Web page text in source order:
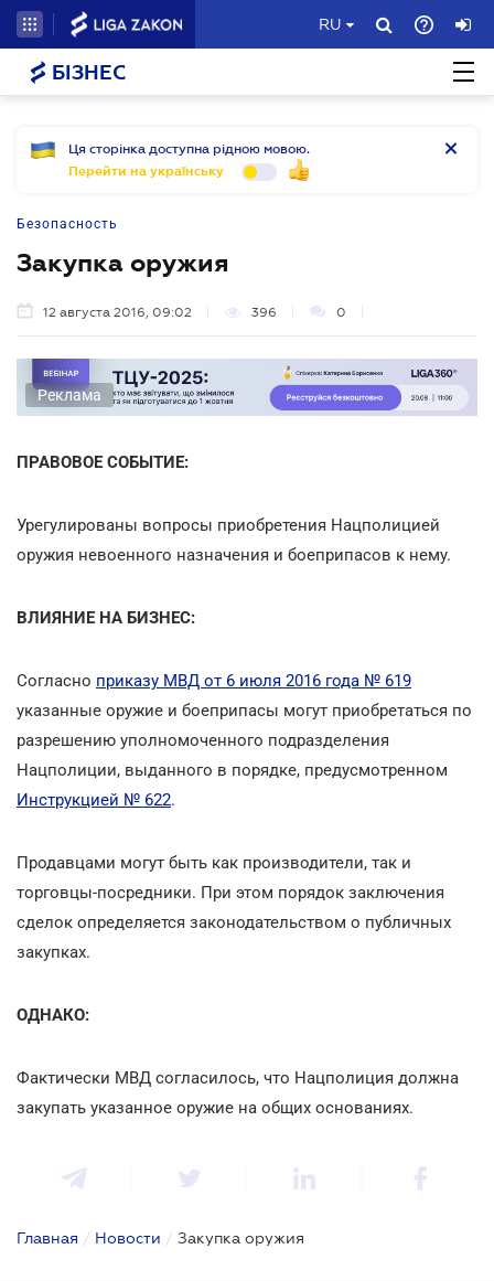
RU
БІЗНЕС
Ця сторінка доступна рідною мовою.
Перейти на українську
Безопасность
Закупка оружия
12 августа 2016, 09:02 396 0
Реклама
ПРАВОВОЕ СОБЫТИЕ:
Урегулированы вопросы приобретения Нацполицией
оружия невоенного назначения и боеприпасов к нему.
ВЛИЯНИЕ НА БИЗНЕС:
Согласно приказу МВД от 6 июля 2016 года № 619
указанные оружие и боеприпасы могут приобретаться по
разрешению уполномоченного подразделения
Нацполиции, выданного в порядке, предусмотренном
Инструкцией № 622.
Продавцами могут быть как производители, так и
торговцы-посредники. При этом порядок заключения
сделок определяется законодательством о публичных
закупках.
ОДНАКО:
Фактически МВД согласилось, что Нацполиция должна
закупать указанное оружие на общих основаниях.
Главная / Новости / Закупка оружия